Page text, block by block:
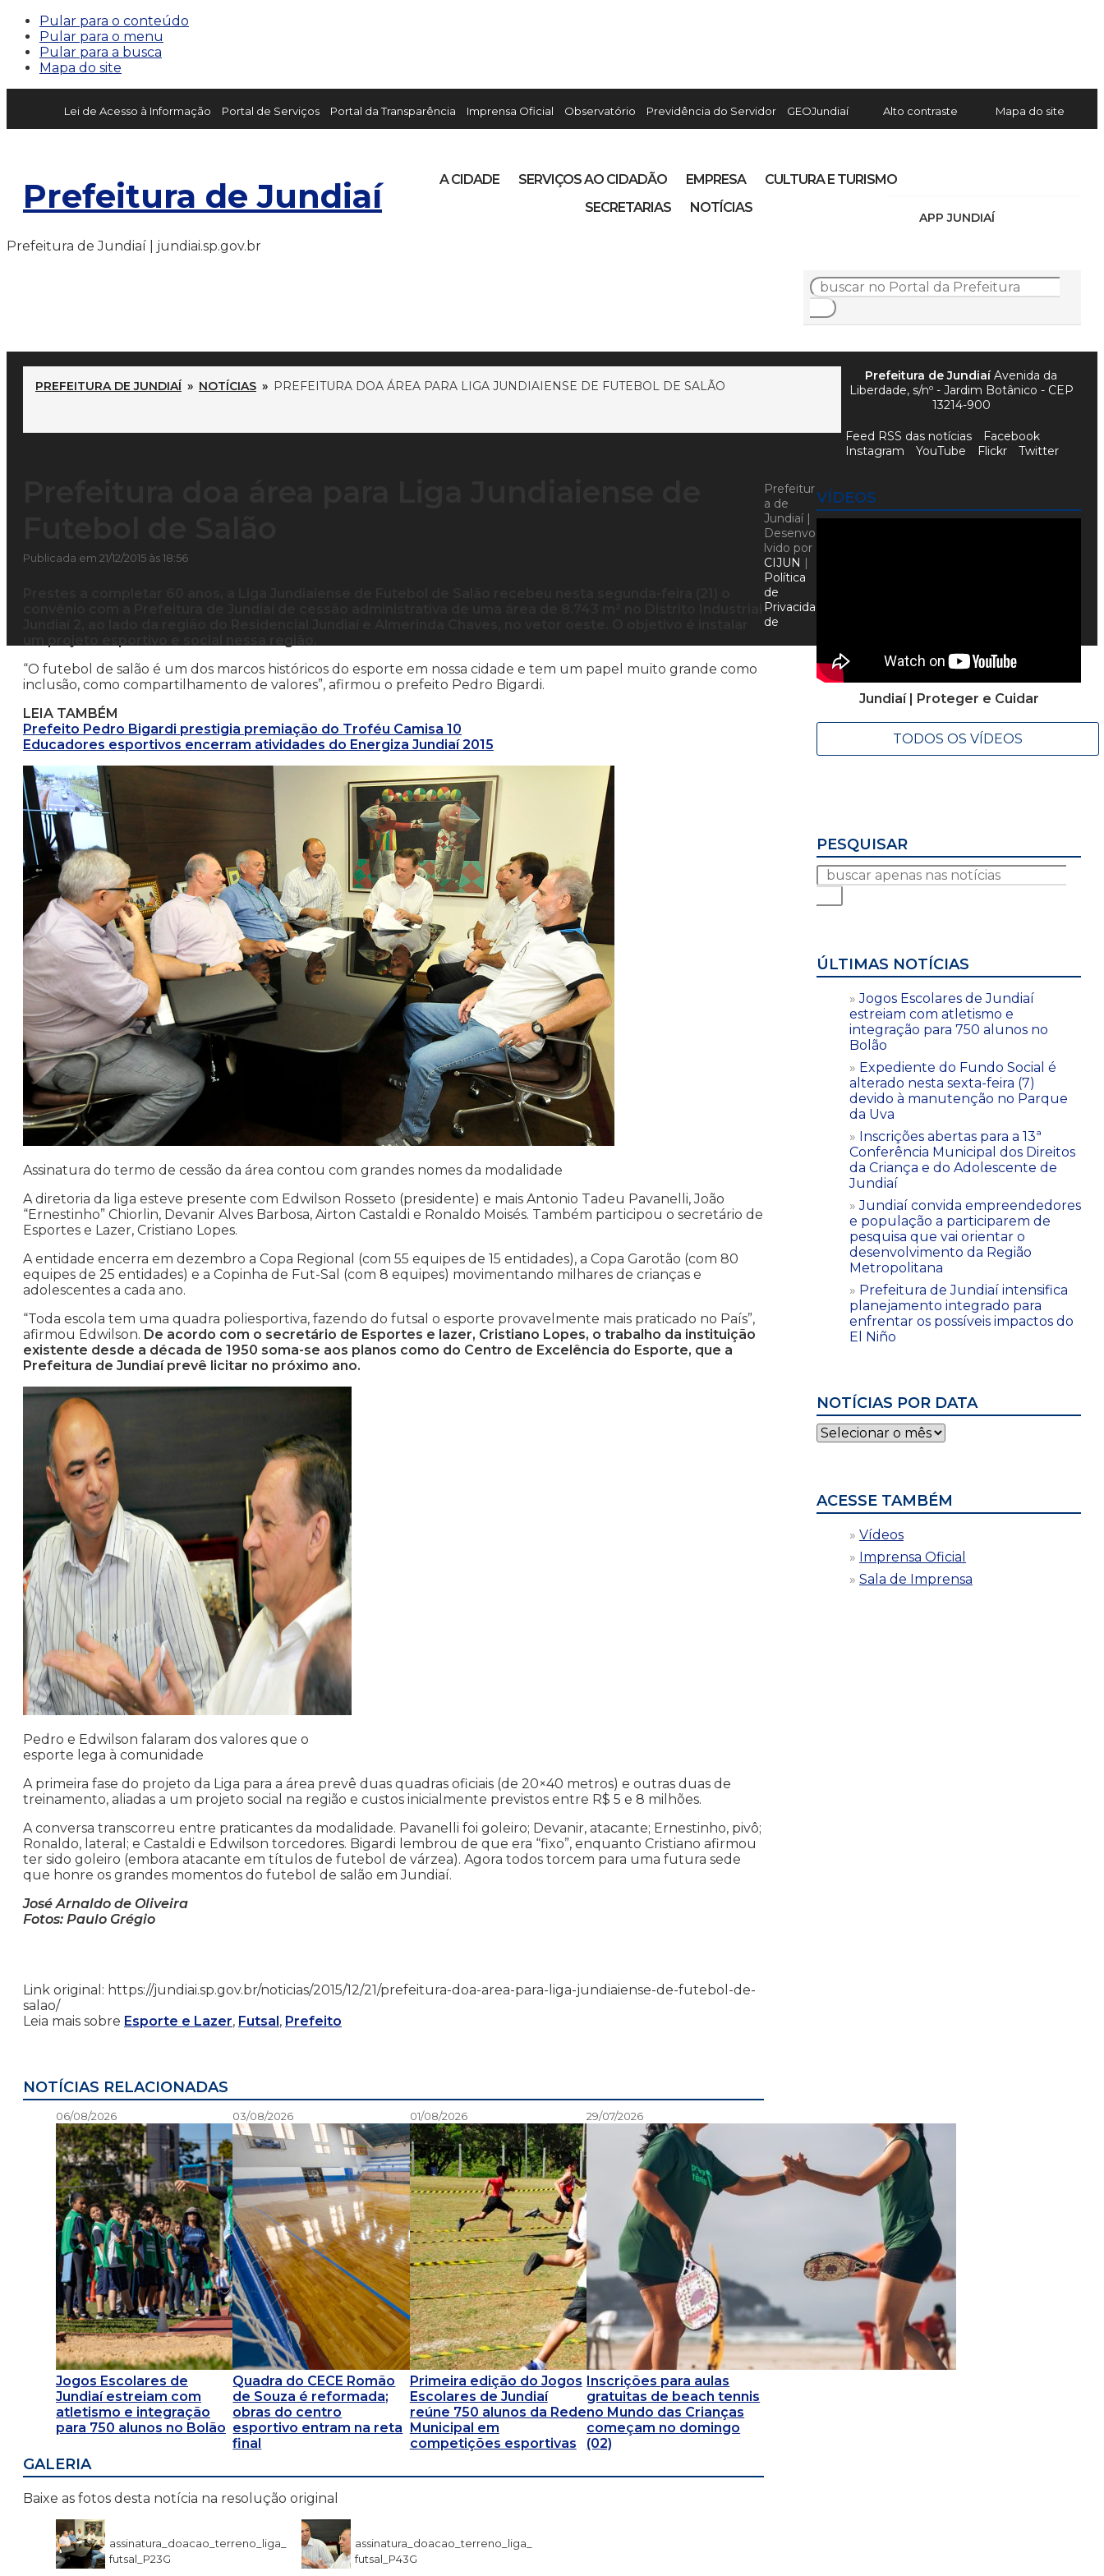
Pular para o conteúdo
Pular para o menu
Pular para a busca
Mapa do site
Lei de Acesso à Informação Portal de Serviços Portal da Transparência Imprensa Oficial Observatório Previdência do Servidor GEOJundiaí Alto contraste Mapa do site
Prefeitura de Jundiaí
APP JUNDIAÍ
A CIDADE SERVIÇOS AO CIDADÃO EMPRESA
CULTURA E TURISMO
SECRETARIAS
NOTÍCIAS
Prefeitura de Jundiaí | jundiai.sp.gov.br
PREFEITURA DE JUNDIAÍ » NOTÍCIAS » PREFEITURA DOA ÁREA PARA LIGA JUNDIAIENSE DE FUTEBOL DE SALÃO
Publicada em 21/12/2015 às 18:56
“O futebol de salão é um dos marcos históricos do esporte em nossa cidade e tem um papel muito grande como
inclusão, como compartilhamento de valores”, afirmou o prefeito Pedro Bigardi.
LEIA TAMBÉM
Prefeito Pedro Bigardi prestigia premiação do Troféu Camisa 10
Educadores esportivos encerram atividades do Energiza Jundiaí 2015
Assinatura do termo de cessão da área contou com grandes nomes da modalidade
A diretoria da liga esteve presente com Edwilson Rosseto (presidente) e mais Antonio Tadeu Pavanelli, João
“Ernestinho” Chiorlin, Devanir Alves Barbosa, Airton Castaldi e Ronaldo Moisés. Também participou o secretário de
Esportes e Lazer, Cristiano Lopes.
A entidade encerra em dezembro a Copa Regional (com 55 equipes de 15 entidades), a Copa Garotão (com 80
equipes de 25 entidades) e a Copinha de Fut-Sal (com 8 equipes) movimentando milhares de crianças e
adolescentes a cada ano.
“Toda escola tem uma quadra poliesportiva, fazendo do futsal o esporte provavelmente mais praticado no País”,
afirmou Edwilson. De acordo com o secretário de Esportes e lazer, Cristiano Lopes, o trabalho da instituição
existente desde a década de 1950 soma-se aos planos como do Centro de Excelência do Esporte, que a
Prefeitura de Jundiaí prevê licitar no próximo ano.
Pedro e Edwilson falaram dos valores que o
esporte lega à comunidade
A primeira fase do projeto da Liga para a área prevê duas quadras oficiais (de 20×40 metros) e outras duas de
treinamento, aliadas a um projeto social na região e custos inicialmente previstos entre R$ 5 e 8 milhões.
A conversa transcorreu entre praticantes da modalidade. Pavanelli foi goleiro; Devanir, atacante; Ernestinho, pivô;
Ronaldo, lateral; e Castaldi e Edwilson torcedores. Bigardi lembrou de que era “fixo”, enquanto Cristiano afirmou
ter sido goleiro (embora atacante em títulos de futebol de várzea). Agora todos torcem para uma futura sede
que honre os grandes momentos do futebol de salão em Jundiaí.
José Arnaldo de Oliveira
Fotos: Paulo Grégio
Link original: https://jundiai.sp.gov.br/noticias/2015/12/21/prefeitura-doa-area-para-liga-jundiaiense-de-futebol-de-
salao/
Leia mais sobre Esporte e Lazer, Futsal, Prefeito
NOTÍCIAS RELACIONADAS
06/08/2026
Jogos Escolares de
Jundiaí estreiam com
atletismo e integração
para 750 alunos no Bolão
03/08/2026
Quadra do CECE Romão
de Souza é reformada;
obras do centro
esportivo entram na reta
final
01/08/2026
Primeira edição do Jogos
Escolares de Jundiaí
reúne 750 alunos da Rede
Municipal em
competições esportivas
29/07/2026
Inscrições para aulas
gratuitas de beach tennis
no Mundo das Crianças
começam no domingo
(02)
GALERIA
Baixe as fotos desta notícia na resolução original
assinatura_doacao_terreno_liga_
futsal_P23G
assinatura_doacao_terreno_liga_
futsal_P43G
VÍDEOS
Jundiaí | Proteger e Cuidar
TODOS OS VÍDEOS
PESQUISAR
ÚLTIMAS NOTÍCIAS
Jogos Escolares de Jundiaí
estreiam com atletismo e
integração para 750 alunos no
Bolão
Expediente do Fundo Social é
alterado nesta sexta-feira (7)
devido à manutenção no Parque
da Uva
Inscrições abertas para a 13ª
Conferência Municipal dos Direitos
da Criança e do Adolescente de
Jundiaí
Jundiaí convida empreendedores
e população a participarem de
pesquisa que vai orientar o
desenvolvimento da Região
Metropolitana
Prefeitura de Jundiaí intensifica
planejamento integrado para
enfrentar os possíveis impactos do
El Niño
NOTÍCIAS POR DATA
Notícias
por
ACESSE TAMBÉM
Vídeos
Imprensa Oficial
Sala de Imprensa
Prefeitura de JundiaíAvenida da
Liberdade, s/nº - Jardim Botânico - CEP
13214-900
Feed RSS das notícias
Facebook
Instagram
YouTube Flickr Twitter
Prefeitur
a de
Jundiaí |
Desenvo
lvido por
CIJUN |
Política
de
Privacida
de